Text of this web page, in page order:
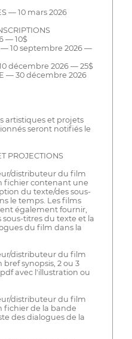
— 10 mars 2026
— 10$
— 10 septembre 2026 —
décembre 2026 — 25$
— 30 décembre 2026
artistiques et projets
seront notifiés le
PROJECTIONS
distributeur du film
fichier contenant une
du texte/des sous-
le temps. Les films
également fournir,
titres du texte et la
du film dans la
distributeur du film
synopsis, 2 ou 3
avec l'illustration ou
distributeur du film
fichier de la bande
des dialogues de la